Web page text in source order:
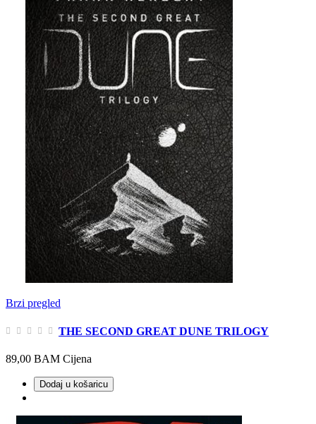
Brzi pregled
THE SECOND GREAT DUNE TRILOGY
89,00 BAM Cijena
Dodaj u košaricu